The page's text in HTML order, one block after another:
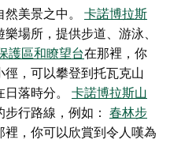
美景之中。 卡諾博拉斯
場所，提供步道、游泳、
護區和瞭望台在那裡，你
，可以攀登到托瓦克山
落時分。 卡諾博拉斯山
行路線，例如： 春林步
裡，你可以欣賞到令人嘆為